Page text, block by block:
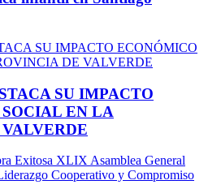
SU IMPACTO
EN LA